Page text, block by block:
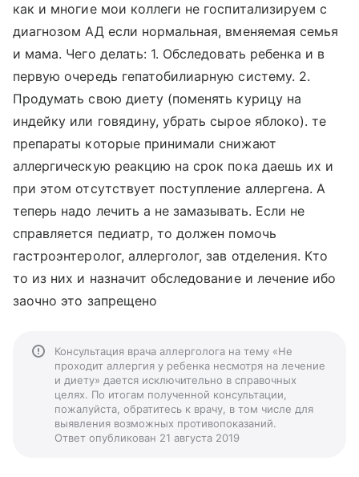
как и многие мои коллеги не госпитализируем с
диагнозом АД если нормальная, вменяемая семья
и мама. Чего делать: 1. Обследовать ребенка и в
первую очередь гепатобилиарную систему. 2.
Продумать свою диету (поменять курицу на
индейку или говядину, убрать сырое яблоко). те
препараты которые принимали снижают
аллергическую реакцию на срок пока даешь их и
при этом отсутствует поступление аллергена. А
теперь надо лечить а не замазывать. Если не
справляется педиатр, то должен помочь
гастроэнтеролог, аллерголог, зав отделения. Кто
то из них и назначит обследование и лечение ибо
заочно это запрещено
Консультация врача аллерголога на тему «Не
проходит аллергия у ребенка несмотря на лечение
и диету» дается исключительно в справочных
целях. По итогам полученной консультации,
пожалуйста, обратитесь к врачу, в том числе для
выявления возможных противопоказаний.
Ответ опубликован 21 августа 2019